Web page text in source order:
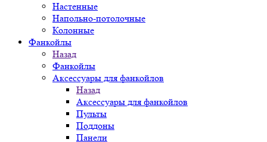
Настенные
Напольно-потолочные
Колонные
Фанкойлы
Назад
Фанкойлы
Аксессуары для фанкойлов
Назад
Аксессуары для фанкойлов
Пульты
Поддоны
Панели